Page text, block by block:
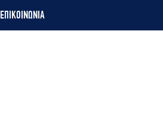
ΕΠΙΚΟΙΝΩΝΙΑ